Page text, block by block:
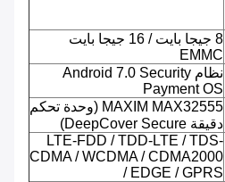
8 جيجا بايت / 16 جيجا بايت
EMMC
نظام Android 7.0 Security
Payment OS
MAXIM MAX32555 (وحدة تحكم
دقيقة DeepCover Secure)
LTE-FDD / TDD-LTE / TDS-
CDMA / WCDMA / CDMA2000
/ EDGE / GPRS